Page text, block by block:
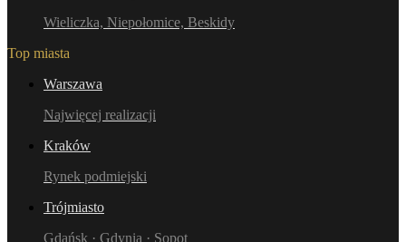
Wieliczka, Niepołomice, Beskidy
Top miasta
Warszawa
Najwięcej realizacji
Kraków
Rynek podmiejski
Trójmiasto
Gdańsk · Gdynia · Sopot